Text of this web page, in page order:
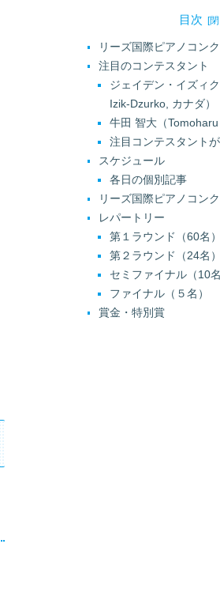
目次
リーズ国際ピアノコン
注目のコンテスタント
ジェイデン・イズィ
Izik-Dzurko, カナダ）
牛田 智大（Tomoharu
注目コンテスタントが
スケジュール
各日の個別記事
リーズ国際ピアノコン
レパートリー
第１ラウンド（60名）
第２ラウンド（24名）
セミファイナル（10名
ファイナル（５名）
賞金・特別賞